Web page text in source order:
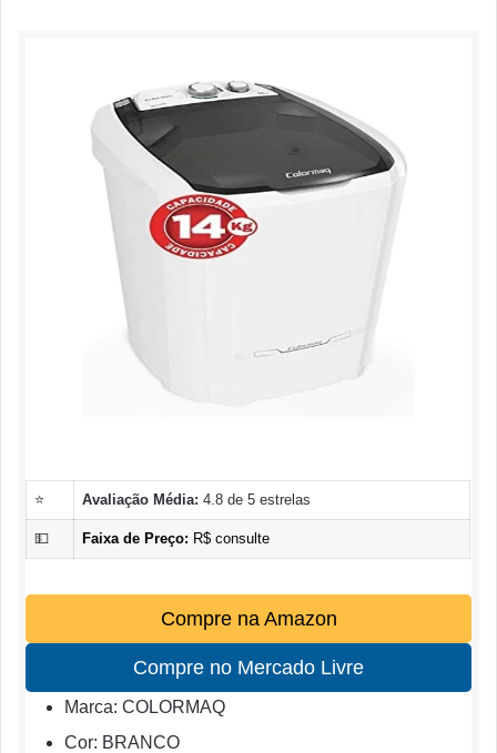
⭐ Avaliação Média: 4.8 de 5 estrelas
💵 Faixa de Preço: R$ consulte
Compre na Amazon
Compre no Mercado Livre
Marca: COLORMAQ
Cor: BRANCO